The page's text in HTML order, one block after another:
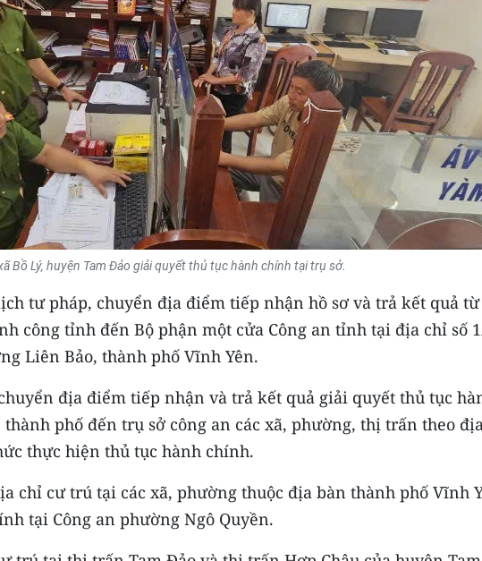
Bồ Lý, huyện Tam Đảo giải quyết thủ tục hành chính tại trụ sở.
tư pháp, chuyển địa điểm tiếp nhận hồ sơ và trả kết quả từ
công tỉnh đến Bộ phận một cửa Công an tỉnh tại địa chỉ số
Liên Bảo, thành phố Vĩnh Yên.
địa điểm tiếp nhận và trả kết quả giải quyết thủ tục
phố đến trụ sở công an các xã, phường, thị trấn theo
thực hiện thủ tục hành chính.
chỉ cư trú tại các xã, phường thuộc địa bàn thành phố Vĩnh
tại Công an phường Ngô Quyền.